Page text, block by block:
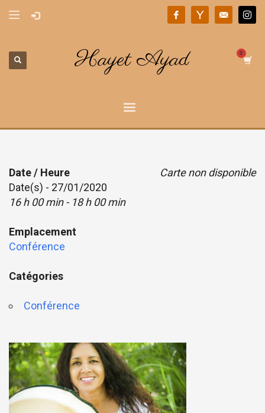
Hayet Ayad
Carte non disponible
Date / Heure
Date(s) - 27/01/2020
16 h 00 min - 18 h 00 min
Emplacement
Conférence
Catégories
Conférence